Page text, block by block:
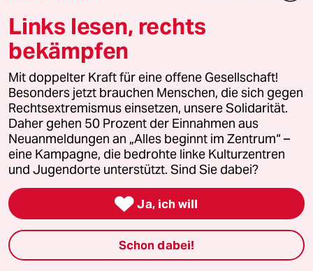
Matt Gekachelt
25.02.2023
@fly:
Wieso sind Meinungen eigentlich
wichtiger als Fakten? Den
Naturgesetzen ist es egal, ob wir
diese verstehen oder doof finden.
Dann landen wir wieder in unserem
Pisspott, wenn wir unseren
Größenwahn nicht in den Griff
bekommen.
J J_CGN
Links lesen, rechts
bekämpfen
Mit doppelter Kraft für eine offene Gesellschaft!
Besonders jetzt brauchen Menschen, die sich gegen
Rechtsextremismus einsetzen, unsere Solidarität.
Daher gehen 50 Prozent der Einnahmen aus
Neuanmeldungen an „Alles beginnt im Zentrum“ –
eine Kampagne, die bedrohte linke Kulturzentren
und Jugendorte unterstützt. Sind Sie dabei?
 Ja, ich will
Schon dabei!